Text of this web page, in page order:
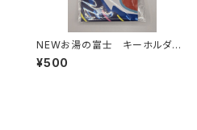
NEWお湯の富士 キーホルダ
ー （江戸川浴場組合）
¥500